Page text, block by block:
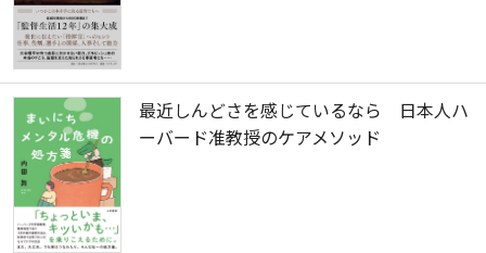
最近しんどさを感じているなら 日本人ハ
ーバード准教授のケアメソッド